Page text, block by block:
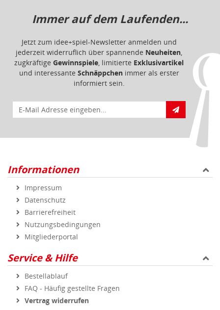
Immer auf dem Laufenden...
Jetzt zum idee+spiel-Newsletter anmelden und
jederzeit widerruflich über spannende Neuheiten,
zugkräftige Gewinnspiele, limitierte Exklusivartikel
und interessante Schnäppchenimmer als erster
informiert sein.
E-Mail für Newsletteranmeldung
Informationen
Impressum
Datenschutz
Barrierefreiheit
Nutzungsbedingungen
Mitgliederportal
Service & Hilfe
Bestellablauf
FAQ - Häufig gestellte Fragen
Vertrag widerrufen